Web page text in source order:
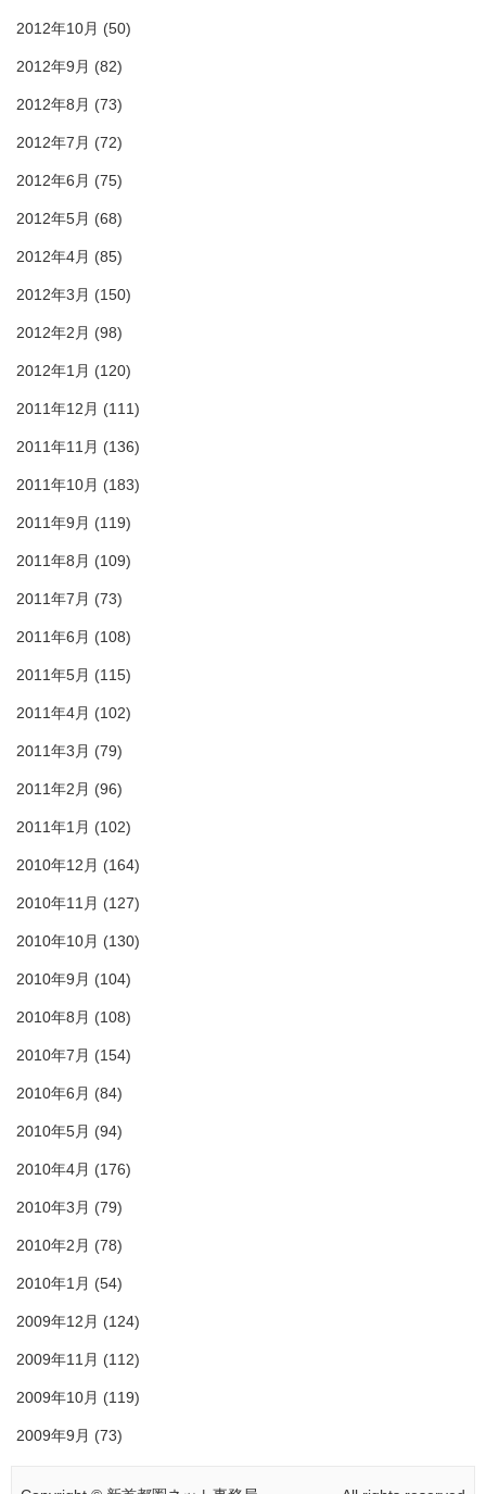
2012年10月 (50)
2012年9月 (82)
2012年8月 (73)
2012年7月 (72)
2012年6月 (75)
2012年5月 (68)
2012年4月 (85)
2012年3月 (150)
2012年2月 (98)
2012年1月 (120)
2011年12月 (111)
2011年11月 (136)
2011年10月 (183)
2011年9月 (119)
2011年8月 (109)
2011年7月 (73)
2011年6月 (108)
2011年5月 (115)
2011年4月 (102)
2011年3月 (79)
2011年2月 (96)
2011年1月 (102)
2010年12月 (164)
2010年11月 (127)
2010年10月 (130)
2010年9月 (104)
2010年8月 (108)
2010年7月 (154)
2010年6月 (84)
2010年5月 (94)
2010年4月 (176)
2010年3月 (79)
2010年2月 (78)
2010年1月 (54)
2009年12月 (124)
2009年11月 (112)
2009年10月 (119)
2009年9月 (73)